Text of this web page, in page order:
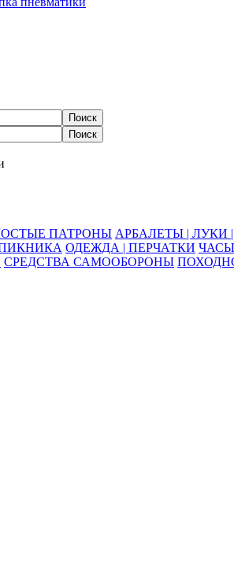
ПАТРОНЫ АРБАЛЕТЫ | ЛУКИ
ОДЕЖДА | ПЕРЧАТКИ ЧАСЫ
СРЕДСТВА САМООБОРОНЫ